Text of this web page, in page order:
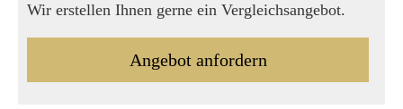
Wir erstellen Ihnen gerne ein Vergleichsangebot.
An­ge­bot an­for­dern